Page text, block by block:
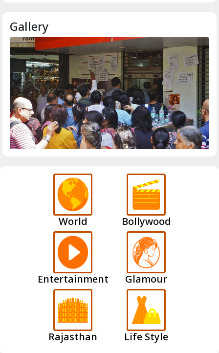
Gallery
World Bollywood
Entertainment Glamour
Rajasthan Life Style